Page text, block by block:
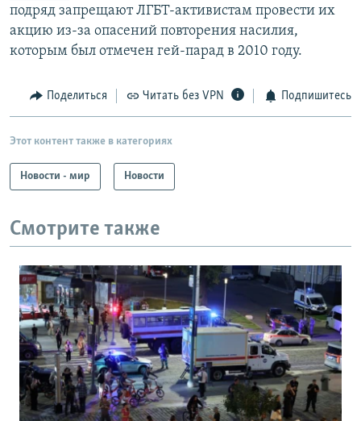
подряд запрещают ЛГБТ-активистам провести их
акцию из-за опасений повторения насилия,
которым был отмечен гей-парад в 2010 году.
Поделиться Читать без VPN Подпишитесь
Этот контент также в категориях
Новости - мир Новости
Смотрите также